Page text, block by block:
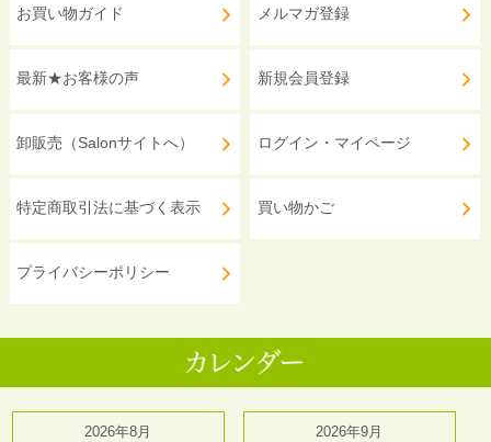
お買い物ガイド
最新★お客様の声
卸販売（Salonサイトへ）
特定商取引法に基づく表示
プライバシーポリシー
メルマガ登録
新規会員登録
ログイン・マイページ
買い物かご
2026年8月
2026年9月